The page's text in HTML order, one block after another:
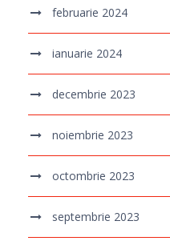
februarie 2024
ianuarie 2024
decembrie 2023
noiembrie 2023
octombrie 2023
septembrie 2023